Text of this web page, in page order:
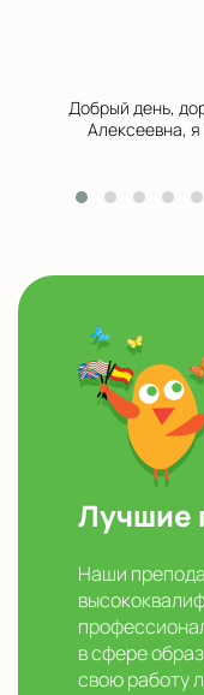
Добрый день,
Алексеевна,
Лучшие
Наши
в сфере
свою работу